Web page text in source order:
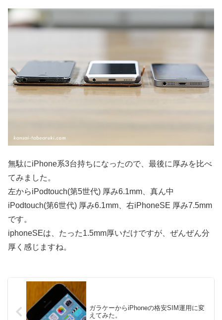
無駄にiPhone系3台持ちになったので、最後に厚みを比べ
てみました。
左からiPodtouch(第5世代) 厚み6.1mm、真ん中
iPodtouch(第6世代) 厚み6.1mm、右iPhoneSE 厚み7.5mm
です。
iphoneSEは、たった1.5mm厚いだけですが、ぜんぜん分
厚く感じますね。
ガラケーからiPhoneの格安SIM運用に変
えてみた。